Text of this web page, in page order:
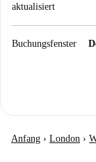
aktualisiert
Buchungsfenster
Anfang › London ›